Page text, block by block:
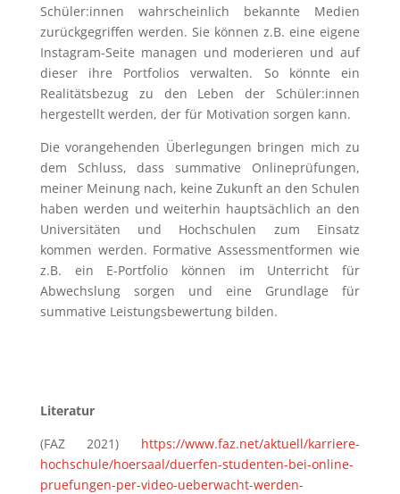
Schüler:innen wahrscheinlich bekannte Medien
zurückgegriffen werden. Sie können z.B. eine eigene
Instagram-Seite managen und moderieren und auf
dieser ihre Portfolios verwalten. So könnte ein
Realitätsbezug zu den Leben der Schüler:innen
hergestellt werden, der für Motivation sorgen kann.
Die vorangehenden Überlegungen bringen mich zu
dem Schluss, dass summative Onlineprüfungen,
meiner Meinung nach, keine Zukunft an den Schulen
haben werden und weiterhin hauptsächlich an den
Universitäten und Hochschulen zum Einsatz
kommen werden. Formative Assessmentformen wie
z.B. ein E-Portfolio können im Unterricht für
Abwechslung sorgen und eine Grundlage für
summative Leistungsbewertung bilden.
Literatur
(FAZ 2021) https://www.faz.net/aktuell/karriere-
hochschule/hoersaal/duerfen-studenten-bei-online-
pruefungen-per-video-ueberwacht-werden-